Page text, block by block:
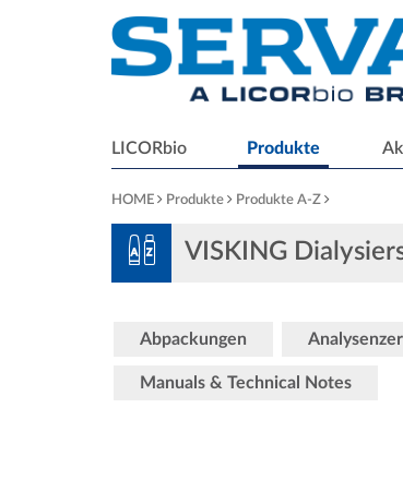
LICORbio Produkte
HOME Produkte Produkte A-Z
VISKING
Abpackungen
Manuals & Technical Notes